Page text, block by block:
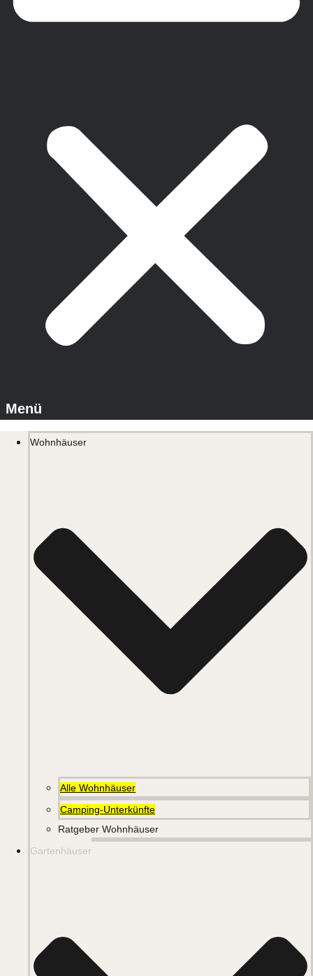
Wohnhäuser
Alle Wohnhäuser
Camping-Unterkünfte
Ratgeber Wohnhäuser
Gartenhäuser